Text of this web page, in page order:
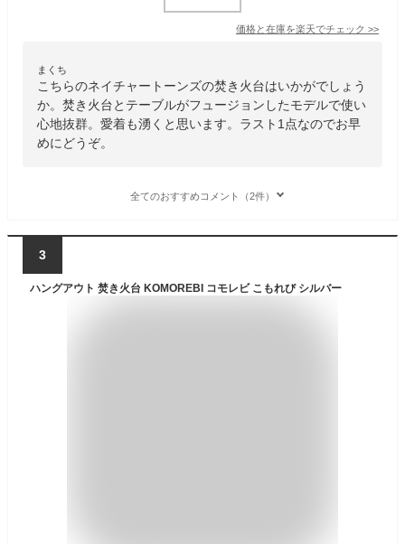
価格と在庫を楽天でチェック >>
まくち
こちらのネイチャートーンズの焚き火台はいかがでしょう
か。焚き火台とテーブルがフュージョンしたモデルで使い
心地抜群。愛着も湧くと思います。ラスト1点なのでお早
めにどうぞ。
全てのおすすめコメント（2件）
3
ハングアウト 焚き火台 KOMOREBI コモレビ こもれび シルバー